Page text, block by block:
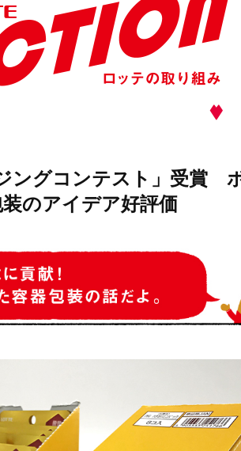
ングコンテスト」受賞
のアイデア好評価